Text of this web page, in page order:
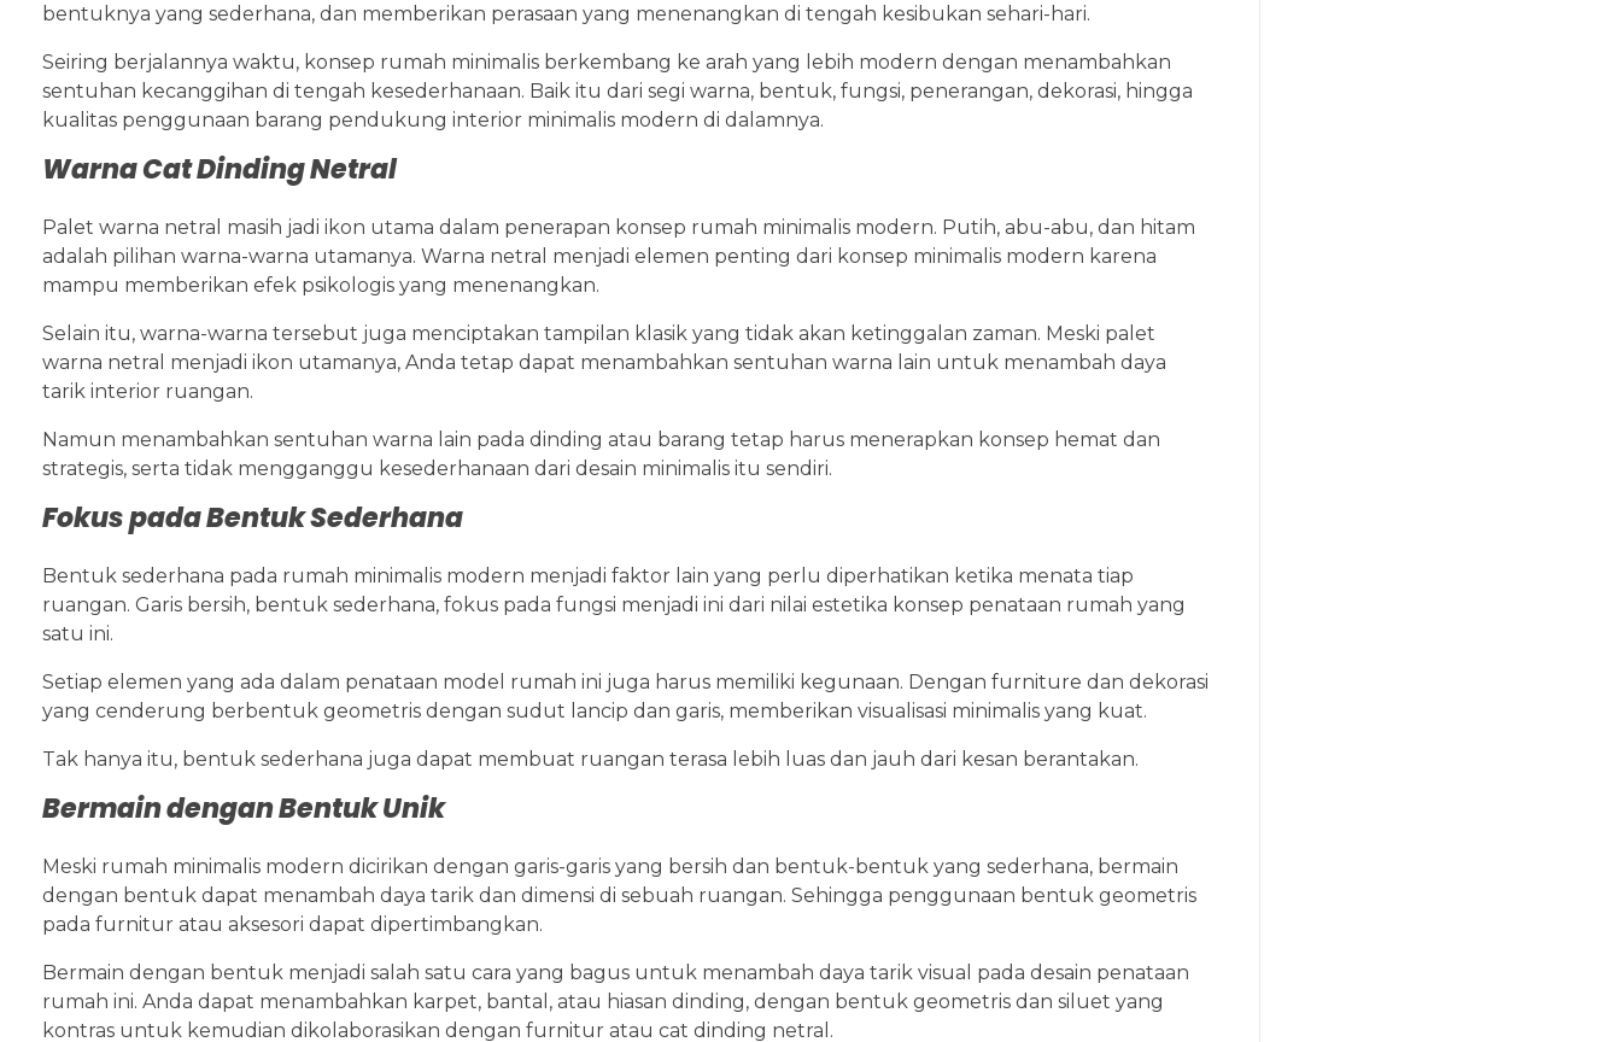
bentuknya yang sederhana, dan memberikan perasaan yang menenangkan di tengah kesibukan sehari-hari.
Seiring berjalannya waktu, konsep rumah minimalis berkembang ke arah yang lebih modern dengan menambahkan
sentuhan kecanggihan di tengah kesederhanaan. Baik itu dari segi warna, bentuk, fungsi, penerangan, dekorasi, hingga
kualitas penggunaan barang pendukung interior minimalis modern di dalamnya.
Warna Cat Dinding Netral
Palet warna netral masih jadi ikon utama dalam penerapan konsep rumah minimalis modern. Putih, abu-abu, dan hitam
adalah pilihan warna-warna utamanya. Warna netral menjadi elemen penting dari konsep minimalis modern karena
mampu memberikan efek psikologis yang menenangkan.
Selain itu, warna-warna tersebut juga menciptakan tampilan klasik yang tidak akan ketinggalan zaman. Meski palet
warna netral menjadi ikon utamanya, Anda tetap dapat menambahkan sentuhan warna lain untuk menambah daya
tarik interior ruangan.
Namun menambahkan sentuhan warna lain pada dinding atau barang tetap harus menerapkan konsep hemat dan
strategis, serta tidak mengganggu kesederhanaan dari desain minimalis itu sendiri.
Fokus pada Bentuk Sederhana
Bentuk sederhana pada rumah minimalis modern menjadi faktor lain yang perlu diperhatikan ketika menata tiap
ruangan. Garis bersih, bentuk sederhana, fokus pada fungsi menjadi ini dari nilai estetika konsep penataan rumah yang
satu ini.
Setiap elemen yang ada dalam penataan model rumah ini juga harus memiliki kegunaan. Dengan furniture dan dekorasi
yang cenderung berbentuk geometris dengan sudut lancip dan garis, memberikan visualisasi minimalis yang kuat.
Tak hanya itu, bentuk sederhana juga dapat membuat ruangan terasa lebih luas dan jauh dari kesan berantakan.
Bermain dengan Bentuk Unik
Meski rumah minimalis modern dicirikan dengan garis-garis yang bersih dan bentuk-bentuk yang sederhana, bermain
dengan bentuk dapat menambah daya tarik dan dimensi di sebuah ruangan. Sehingga penggunaan bentuk geometris
pada furnitur atau aksesori dapat dipertimbangkan.
Bermain dengan bentuk menjadi salah satu cara yang bagus untuk menambah daya tarik visual pada desain penataan
rumah ini. Anda dapat menambahkan karpet, bantal, atau hiasan dinding, dengan bentuk geometris dan siluet yang
kontras untuk kemudian dikolaborasikan dengan furnitur atau cat dinding netral.